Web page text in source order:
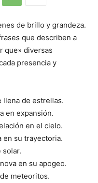
de brillo y grandeza.
que describen a
que» diversas
presencia y
llena de estrellas.
en expansión.
en el cielo.
en su trayectoria.
solar.
en su apogeo.
meteoritos.